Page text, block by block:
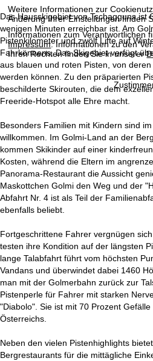
Weitere Informationen zur
Änderung Ihrer Einstellungen finden
Informationen zum Verantwortlichen
Impressum. Informationen zu den
Ihren Rechten finden Sie in unserer
Das Hausskigebiet von Tschagguns ist
wenigen Minuten erreichbar ist. Am
Pistenkilometer und zwölf Lifte auf
Fahrkönnens. Das Skigebiet verfügt
aus blauen und roten Pisten, von
werden können. Zu den präparierten
beschilderte Skirouten, die dem
Freeride-Hotspot alle Ehre macht.
Besonders Familien mit Kindern sind
willkommen. Im Golmi-Land an der
kommen Skikinder auf einer
Kosten, während die Eltern im
Panorama-Restaurant die Aussicht
Maskottchen Golmi den Weg und der
Abfahrt Nr. 4 ist als Teil der
ebenfalls beliebt.
Fortgeschrittene Fahrer vergnügen
testen ihre Kondition auf der längsten
lange Talabfahrt führt vom höchsten
Vandans und überwindet dabei 1460
man mit der Golmerbahn zurück zur
Pistenperle für Fahrer mit starken
"Diabolo". Sie ist mit 70 Prozent
Österreichs.
Neben den vielen Pistenhighlights
Bergrestaurants für die mittägliche